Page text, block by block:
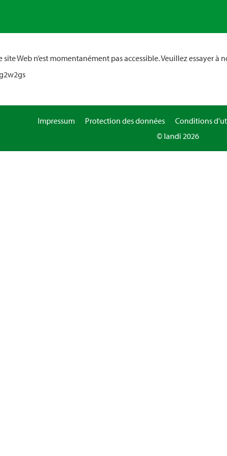
Web n’est momentanément pas accessible. Veuillez essayer
Impressum Protection des données Conditions
© landi 2026